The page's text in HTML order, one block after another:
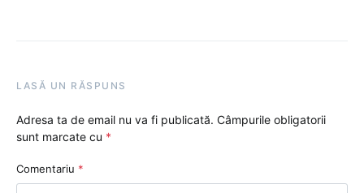
LASĂ UN RĂSPUNS
Adresa ta de email nu va fi publicată. Câmpurile obligatorii
sunt marcate cu *
Comentariu *